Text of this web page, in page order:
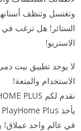
وتغتسل وتنظف
الستائر! هل ترغب
الاستريو!
لا يوجد تطبيق بيت
الاستخدام والمتعة!
نقدم لكم PLAYHOME PLUS!
في عالم واحد عملاق!